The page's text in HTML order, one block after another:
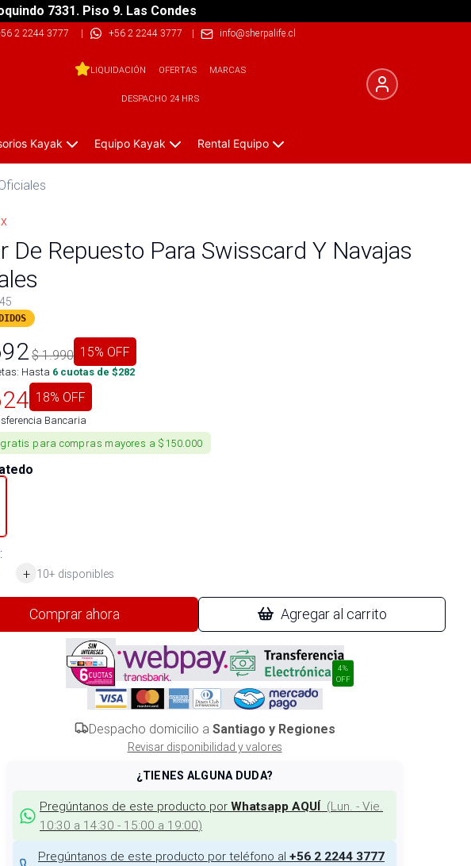
7331. Piso 9. Las Condes
2 2244 3777 | +56 2 2244 3777 | info@sherpalife.cl
LIQUIDACIÓN OFERTAS MARCAS
DESPACHO 24 HRS
Kayak Equipo Kayak Rental Equipo
De Repuesto Para Swisscard Y Navajas
$1.990 15% OFF
Hasta 6 cuotas de $282
18% OFF
Bancaria
gratis para compras mayores a $150.000
+ 10+ disponibles
Comprar ahora Agregar al carrito
4%
OFF
Despacho domicilio a Santiago y Regiones
Revisar disponibilidad y valores
¿TIENES ALGUNA DUDA?
Pregúntanos de este producto por Whatsapp AQUÍ (Lun. - Vie.
10:30 a 14:30 - 15:00 a 19:00)
Pregúntanos de este producto por teléfono al +56 2 2244 3777